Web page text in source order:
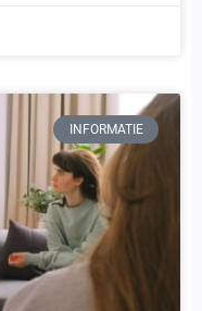
INFORMATIE